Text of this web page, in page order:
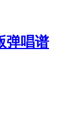
弹唱谱